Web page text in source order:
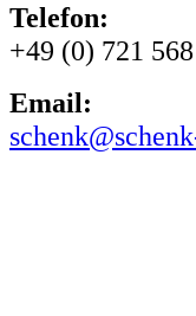
Telefon:
+49 (0) 721
Email: